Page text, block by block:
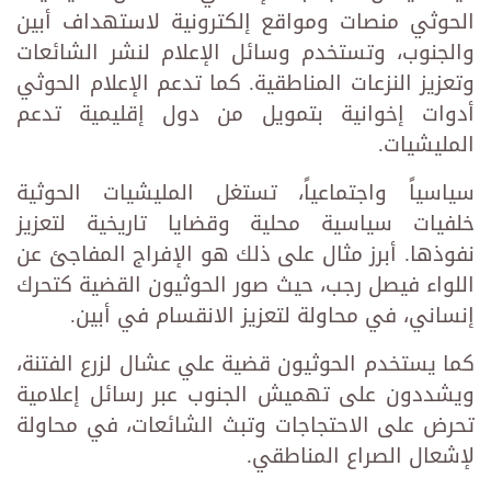
الحوثي منصات ومواقع إلكترونية لاستهداف أبين
والجنوب، وتستخدم وسائل الإعلام لنشر الشائعات
وتعزيز النزعات المناطقية. كما تدعم الإعلام الحوثي
أدوات إخوانية بتمويل من دول إقليمية تدعم
المليشيات.
سياسياً واجتماعياً، تستغل المليشيات الحوثية
خلفيات سياسية محلية وقضايا تاريخية لتعزيز
نفوذها. أبرز مثال على ذلك هو الإفراج المفاجئ عن
اللواء فيصل رجب، حيث صور الحوثيون القضية كتحرك
إنساني، في محاولة لتعزيز الانقسام في أبين.
كما يستخدم الحوثيون قضية علي عشال لزرع الفتنة،
ويشددون على تهميش الجنوب عبر رسائل إعلامية
تحرض على الاحتجاجات وتبث الشائعات، في محاولة
لإشعال الصراع المناطقي.